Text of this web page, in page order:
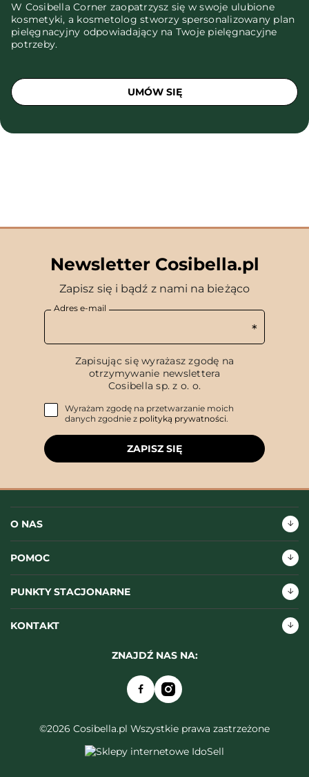
W Cosibella Corner zaopatrzysz się w swoje ulubione
kosmetyki, a kosmetolog stworzy spersonalizowany plan
pielęgnacyjny odpowiadający na Twoje pielęgnacyjne
potrzeby.
UMÓW SIĘ
Newsletter Cosibella.pl
Zapisz się i bądź z nami na bieżąco
Adres e-mail
Zapisując się wyrażasz zgodę na
otrzymywanie newslettera
Cosibella sp. z o. o.
Wyrażam zgodę na przetwarzanie moich
danych zgodnie z polityką prywatności.
ZAPISZ SIĘ
O NAS
POMOC
PUNKTY STACJONARNE
KONTAKT
ZNAJDŹ NAS NA:
©2026 Cosibella.pl Wszystkie prawa zastrzeżone